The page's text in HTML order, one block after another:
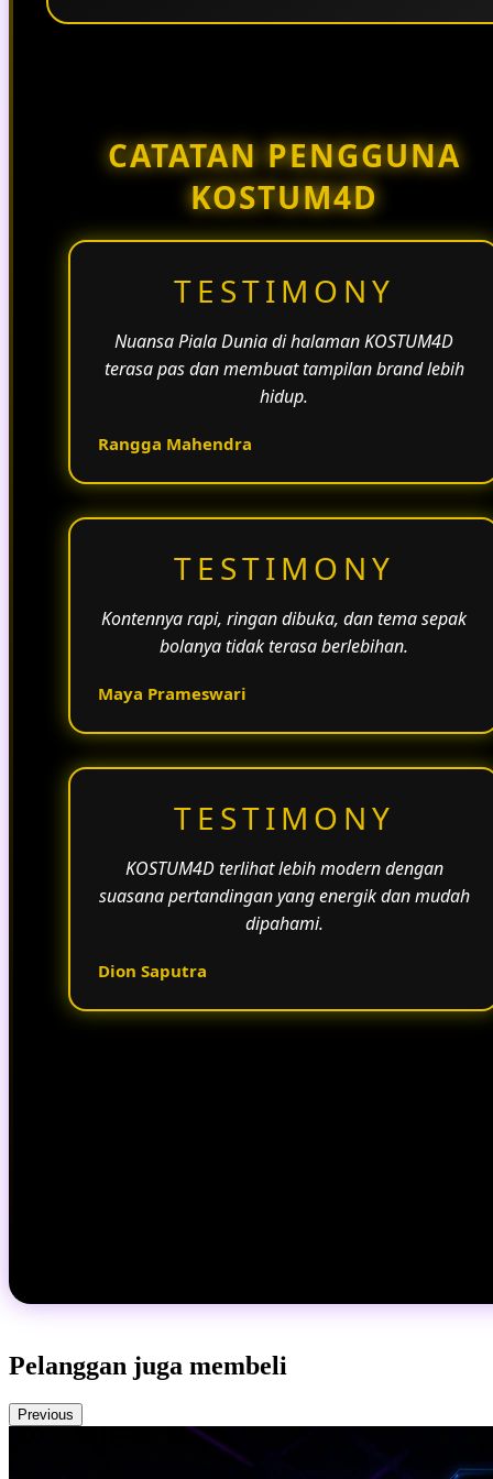
CATATAN PENGGUNA
KOSTUM4D
TESTIMONY
Nuansa Piala Dunia di halaman KOSTUM4D
terasa pas dan membuat tampilan brand lebih
hidup.
Rangga Mahendra
TESTIMONY
Kontennya rapi, ringan dibuka, dan tema sepak
bolanya tidak terasa berlebihan.
Maya Prameswari
TESTIMONY
KOSTUM4D terlihat lebih modern dengan
suasana pertandingan yang energik dan mudah
dipahami.
Dion Saputra
Pelanggan juga membeli
Previous